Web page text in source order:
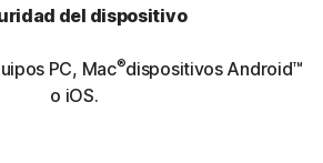
del dispositivo
PC, Mac®dispositivos Android™
o iOS.